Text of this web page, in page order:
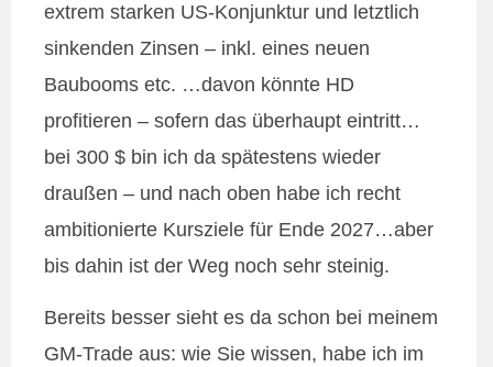
extrem starken US-Konjunktur und letztlich
sinkenden Zinsen – inkl. eines neuen
Baubooms etc. …davon könnte HD
profitieren – sofern das überhaupt eintritt…
bei 300 $ bin ich da spätestens wieder
draußen – und nach oben habe ich recht
ambitionierte Kursziele für Ende 2027…aber
bis dahin ist der Weg noch sehr steinig.
Bereits besser sieht es da schon bei meinem
GM-Trade aus: wie Sie wissen, habe ich im